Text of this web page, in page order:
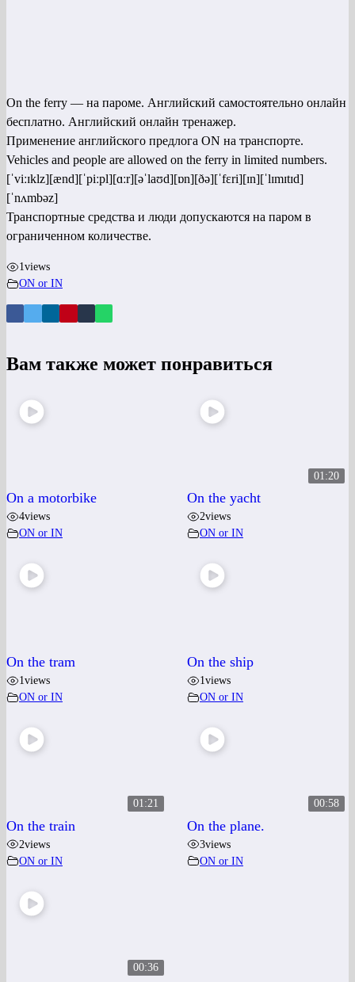
On the ferry — на пароме. Английский самостоятельно онлайн
бесплатно. Английский онлайн тренажер.
Применение английского предлога ON на транспорте.
Vehicles and people are allowed on the ferry in limited numbers.
[ˈviːɪklz][ænd][ˈpiːpl][ɑːr][əˈlaʊd][ɒn][ðə][ˈfɛri][ɪn][ˈlɪmɪtɪd]
[ˈnʌmbəz]
Транспортные средства и люди допускаются на паром в
ограниченном количестве.
1views
ON or IN
Вам также может понравиться
On a motorbike
4views
ON or IN
01:20
On the yacht
2views
ON or IN
On the tram
1views
ON or IN
On the ship
1views
ON or IN
01:21
On the train
2views
ON or IN
00:58
On the plane.
3views
ON or IN
00:36